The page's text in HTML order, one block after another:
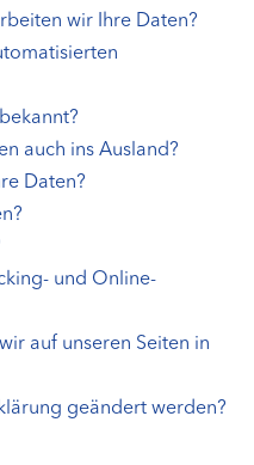
wir Ihre Daten?
auch ins Ausland?
Daten?
und Online-
auf unseren Seiten in
geändert werden?